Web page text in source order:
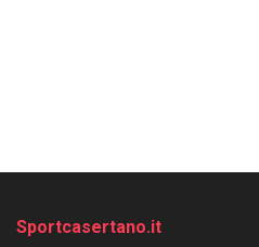
Sportcasertano.it